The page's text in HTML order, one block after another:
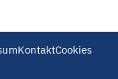
KontaktCookies